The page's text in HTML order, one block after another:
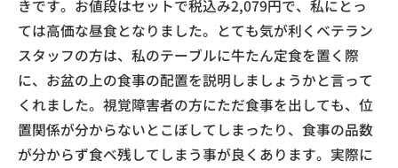
きです。お値段はセットで税込み2,079円で、私にとっ
ては高価な昼食となりました。とても気が利くベテラン
スタッフの方は、私のテーブルに牛たん定食を置く際
に、お盆の上の食事の配置を説明しましょうかと言って
くれました。視覚障害者の方にただ食事を出しても、位
置関係が分からないとこぼしてしまったり、食事の品数
が分からず食べ残してしまう事が良くあります。実際に